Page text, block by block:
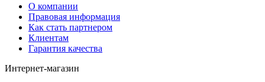
О компании
Правовая информация
Как стать партнером
Клиентам
Гарантия качества
Интернет-магазин